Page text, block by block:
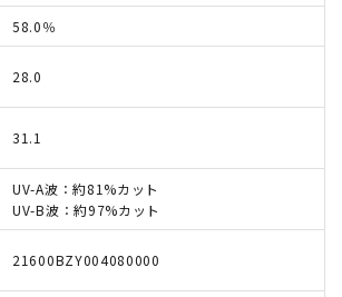
58.0％
28.0
31.1
UV-A波：約81%カット
UV-B波：約97%カット
21600BZY004080000